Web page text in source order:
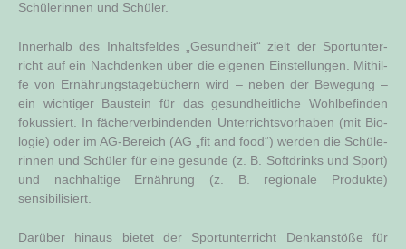
Schü­le­rin­nen und Schüler.
Inner­halb des Inhalts­fel­des „Gesund­heit“ zielt der Sport­un­ter­
richt auf ein Nach­den­ken über die eige­nen Ein­stel­lun­gen. Mit­hil­
fe von Ernäh­rungs­ta­ge­bü­chern wird – neben der Bewe­gung –
ein wich­ti­ger Bau­stein für das gesund­heit­li­che Wohl­be­fin­den
fokus­siert. In fächer­ver­bin­den­den Unter­richts­vor­ha­ben (mit Bio­
lo­gie) oder im AG-Bereich (AG „fit and food“) wer­den die Schü­le­
rin­nen und Schü­ler für eine gesun­de (z. B. Soft­drinks und Sport)
und nach­hal­ti­ge Ernäh­rung (z. B. regio­na­le Pro­duk­te)
sensibilisiert.
Dar­über hin­aus bie­tet der Sport­un­ter­richt Denk­an­stö­ße für